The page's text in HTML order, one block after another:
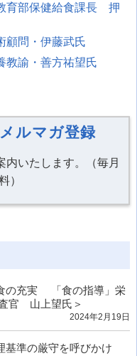
育部保健給食課長 押
顧問・伊藤武氏
教諭・善方祐望氏
ルマガ登録
内いたします。（毎月
）
の充実 「食の指導」栄
官 山上望氏＞
2024年2月19日
準の厳守を呼びかけ